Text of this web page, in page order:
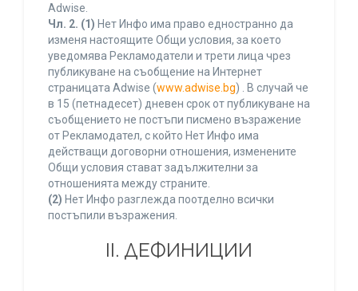
Adwise.
Чл. 2. (1) Нет Инфо има право едностранно да
изменя настоящите Общи условия, за което
уведомява Рекламодатели и трети лица чрез
публикуване на съобщение на Интернет
страницата Adwise (www.adwise.bg) . В случай че
в 15 (петнадесет) дневен срок от публикуване на
съобщението не постъпи писмено възражение
от Рекламодател, с който Нет Инфо има
действащи договорни отношения, изменените
Общи условия стават задължителни за
отношенията между страните.
(2) Нет Инфо разглежда поотделно всички
постъпили възражения.
ІІ. ДЕФИНИЦИИ